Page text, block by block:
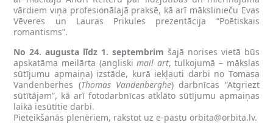
vārdiem viņa profesionālajā praksē, kā arī mākslinieču Evas
Vēveres un Lauras Prikules prezentācija “Poētiskais
romantisms”.
No 24. augusta līdz 1. septembrim šajā norises vietā būs
apskatāma meilārta (angliskimail art, tulkojumā – mākslas
sūtījumu apmaiņa) izstāde, kurā iekļauti darbi no Tomasa
Vandenberhes (Thomas Vandenberghe) darbnīcas “Atgriezt
sūtītājam”, kā arī fotodarbnīcas atklāto sūtījumu apmaiņas
laikā iesūtītie darbi.
Pieteikšanās plenēriem, rakstot uz e-pastuorbita@orbita.lv.